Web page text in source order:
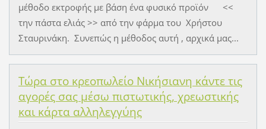
μέθοδο εκτροφής με βάση ένα φυσικό προϊόν <<
την πάστα ελιάς >> από την φάρμα του Χρήστου
Σταυρινάκη. Συνεπώς η μέθοδος αυτή , αρχικά μας...
Τώρα στο κρεοπωλείο Νικήσιανη κάντε τις
αγορές σας μέσω πιστωτικής, χρεωστικής
και κάρτα αλληλεγγύης